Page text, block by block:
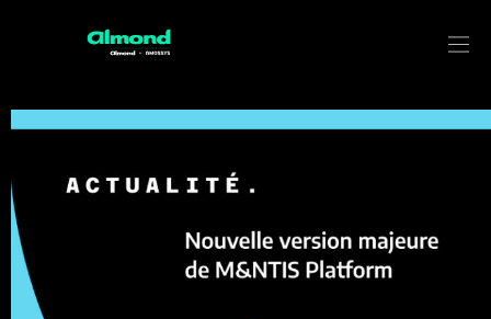
Nouvelle version de M&NTIS